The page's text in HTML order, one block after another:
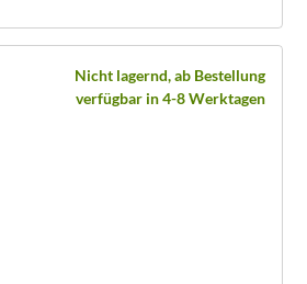
Nicht lagernd, ab Bestellung
verfügbar in 4-8 Werktagen